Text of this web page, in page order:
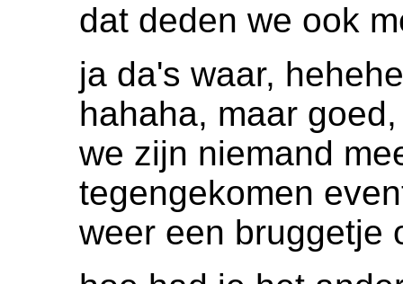
dat deden we ook
ja da's waar,
hahaha, maar
we zijn niemand
tegengekomen
weer een bruggetje